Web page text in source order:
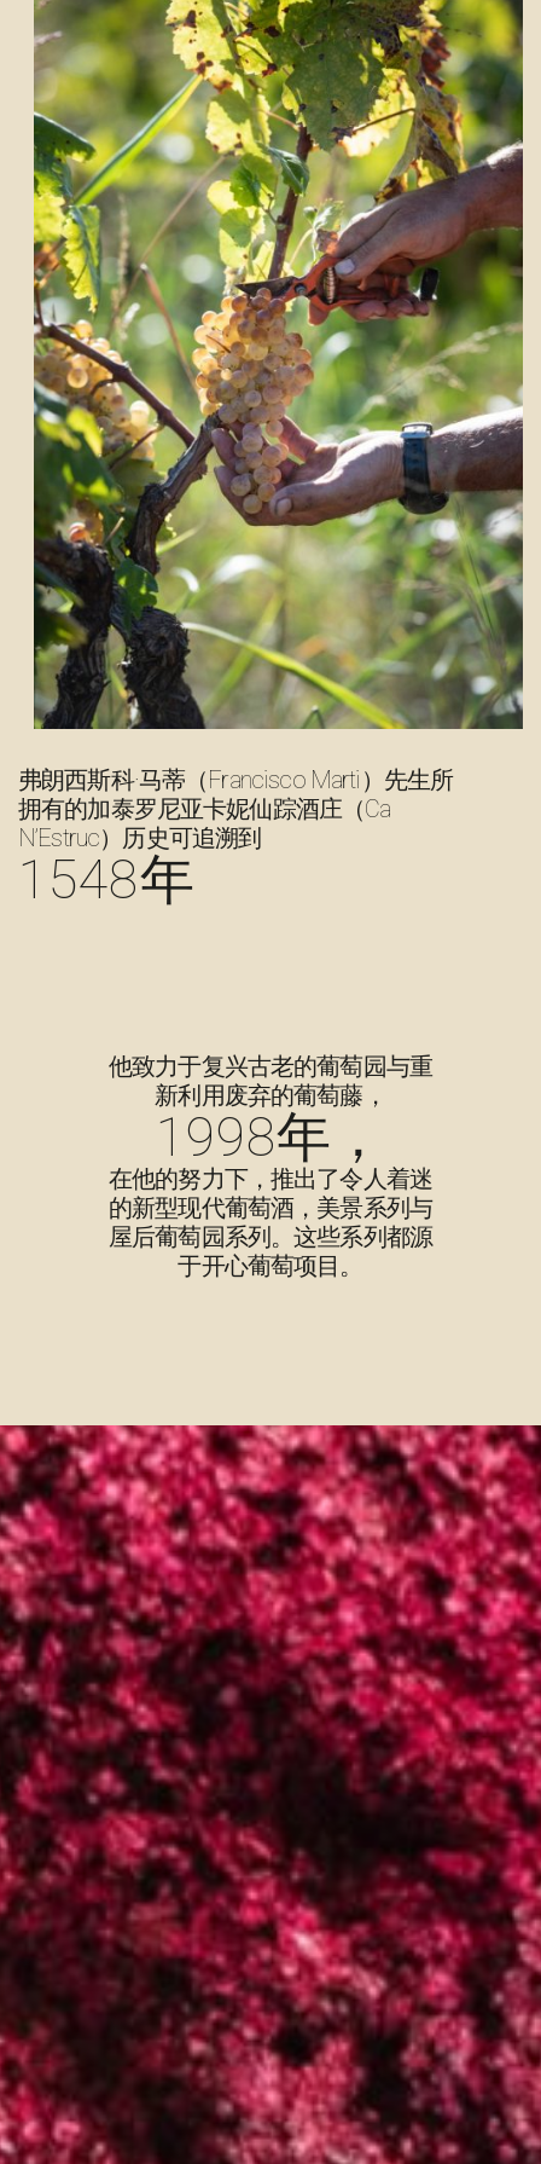
弗朗西斯科·马蒂（Francisco Marti）先生所
拥有的加泰罗尼亚卡妮仙踪酒庄（Ca
N’Estruc）历史可追溯到
1548年
他致力于复兴古老的葡萄园与重
新利用废弃的葡萄藤，
1998年，
在他的努力下，推出了令人着迷
的新型现代葡萄酒，美景系列与
屋后葡萄园系列。这些系列都源
于开心葡萄项目。